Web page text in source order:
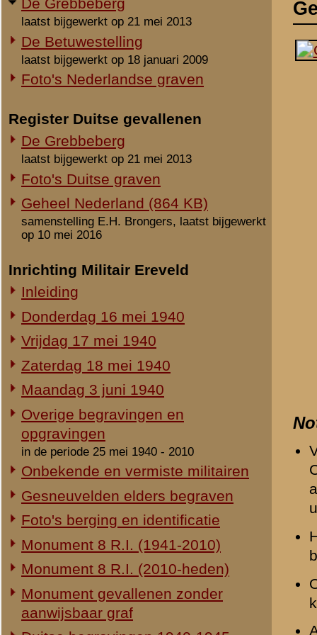
Foto's Duitse graven
Geheel Nederland (864 KB)
samenstelling E.H. Brongers, laatst bijgewerkt
op 10 mei 2016
Inrichting Militair Ereveld
Inleiding
Vrijdag 17 mei 1940
Zaterdag 18 mei 1940
Maandag 3 juni 1940
opgravingen
Onbekende en vermiste militairen
Gesneuvelden elders begraven
Foto's berging en identificatie
Monument 8 R.I. (2010-heden)
Monument gevallenen zonder
aanwijsbaar graf
Duitse begravingen 1940-1945
Herdenking 8 R.I. 2e Pinksterdag
2e Pinksterdag 2005
2e Pinksterdag 2004
2e Pinksterdag 2003
2e Pinksterdag 1999 - 2002
In het nieuws...
Monument ter nagedachtenis aan
Landstorm
Restauratie 8 R.I.-monument
Opening tentoonstelling 'Daar
spraken wij nooit over...'
Eigen redactie, 23 november 2005
Herinrichting informatiecentrum
Eigen redactie, april/mei 2005
Onthulling nieuw monument
Eigen redactie, 21 april 2005
Vervanging grafstenen
C.A.At.) sneuvelde
artilleriebeschieting op
Verwijzende
-Verslag van Kapitein
«2e Comp. Aan- en